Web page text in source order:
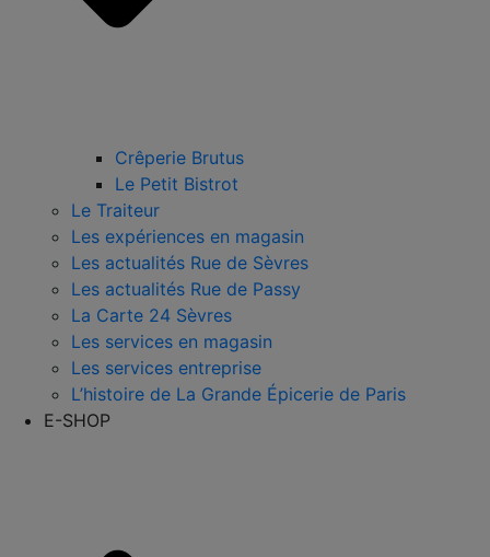
Crêperie Brutus
Le Petit Bistrot
Le Traiteur
Les expériences en magasin
Les actualités Rue de Sèvres
Les actualités Rue de Passy
La Carte 24 Sèvres
Les services en magasin
Les services entreprise
L’histoire de La Grande Épicerie de Paris
E-SHOP